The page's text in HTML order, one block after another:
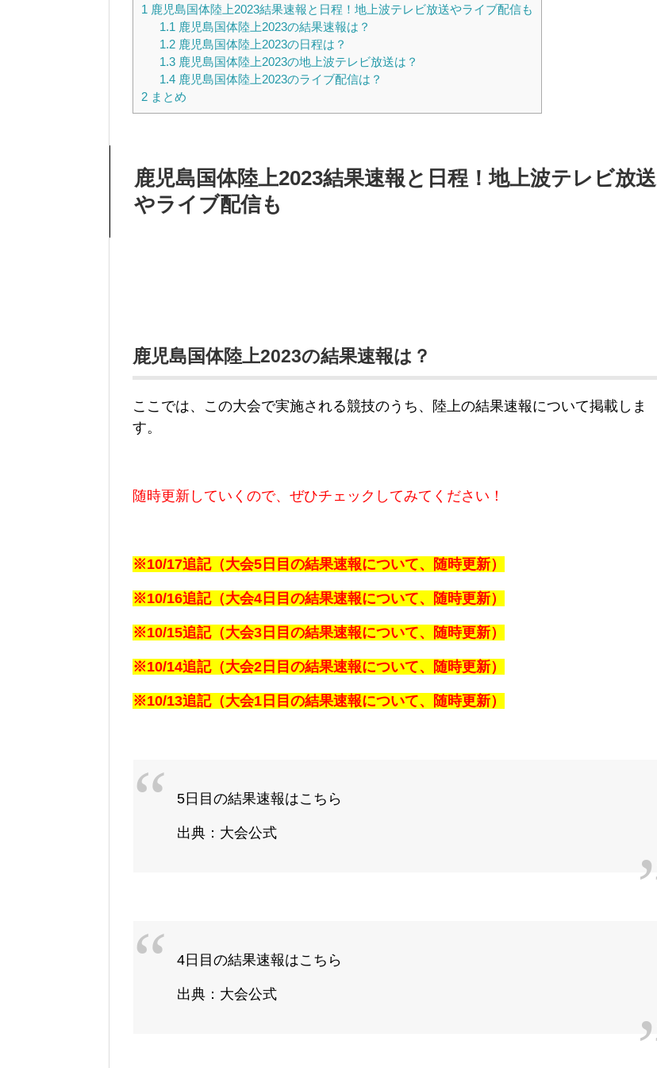
1 鹿児島国体陸上2023結果速報と日程！地上波テレビ放送やライブ配信も
1.1 鹿児島国体陸上2023の結果速報は？
1.2鹿児島国体陸上2023の日程は？
1.3鹿児島国体陸上2023の地上波テレビ放送は？
1.4鹿児島国体陸上2023のライブ配信は？
2 まとめ
鹿児島国体陸上2023結果速報と日程！地上波テレビ放送
やライブ配信も
鹿児島国体陸上2023の結果速報は？
ここでは、この大会で実施される競技のうち、陸上の結果速報について掲載しま
す。
随時更新していくので、ぜひチェックしてみてください！
※10/17追記（大会5日目の結果速報について、随時更新）
※10/16追記（大会4日目の結果速報について、随時更新）
※10/15追記（大会3日目の結果速報について、随時更新）
※10/14追記（大会2日目の結果速報について、随時更新）
※10/13追記（大会1日目の結果速報について、随時更新）
5日目の結果速報はこちら
出典：大会公式
4日目の結果速報はこちら
出典：大会公式